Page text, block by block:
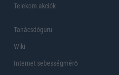
Telekom akciók
Tanácsdóguru
Wiki
Internet sebességmérő